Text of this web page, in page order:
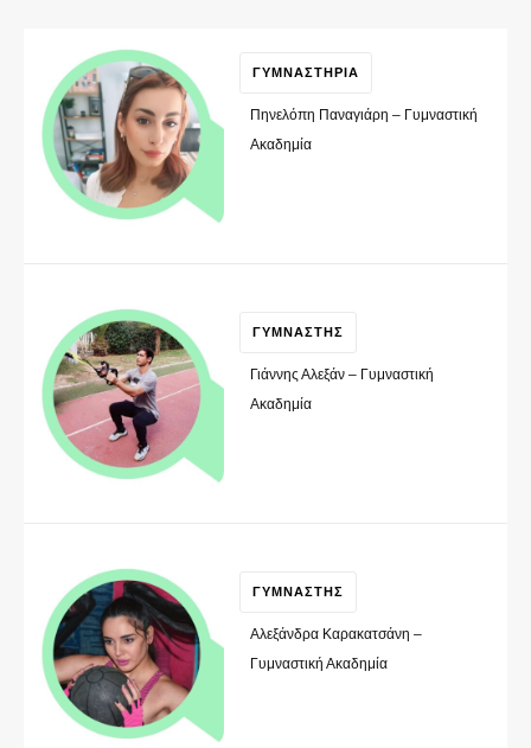
ΓΥΜΝΑΣΤΗΡΙΑ
Πηνελόπη Παναγιάρη – Γυμναστική
Ακαδημία
ΓΥΜΝΑΣΤΗΣ
Γιάννης Αλεξάν – Γυμναστική
Ακαδημία
ΓΥΜΝΑΣΤΗΣ
Αλεξάνδρα Καρακατσάνη –
Γυμναστική Ακαδημία